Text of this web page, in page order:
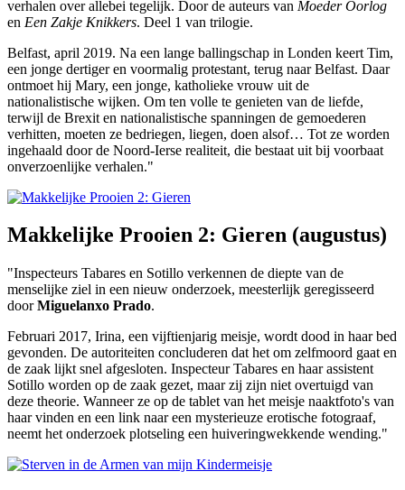
verhalen over allebei tegelijk. Door de auteurs van Moeder Oorlog
en Een Zakje Knikkers. Deel 1 van trilogie.
Belfast, april 2019. Na een lange ballingschap in Londen keert Tim,
een jonge dertiger en voormalig protestant, terug naar Belfast. Daar
ontmoet hij Mary, een jonge, katholieke vrouw uit de
nationalistische wijken. Om ten volle te genieten van de liefde,
terwijl de Brexit en nationalistische spanningen de gemoederen
verhitten, moeten ze bedriegen, liegen, doen alsof… Tot ze worden
ingehaald door de Noord-Ierse realiteit, die bestaat uit bij voorbaat
onverzoenlijke verhalen."
Makkelijke Prooien 2: Gieren (augustus)
"Inspecteurs Tabares en Sotillo verkennen de diepte van de
menselijke ziel in een nieuw onderzoek, meesterlijk geregisseerd
doorMiguelanxo Prado.
Februari 2017, Irina, een vijftienjarig meisje, wordt dood in haar bed
gevonden. De autoriteiten concluderen dat het om zelfmoord gaat en
de zaak lijkt snel afgesloten. Inspecteur Tabares en haar assistent
Sotillo worden op de zaak gezet, maar zij zijn niet overtuigd van
deze theorie. Wanneer ze op de tablet van het meisje naaktfoto's van
haar vinden en een link naar een mysterieuze erotische fotograaf,
neemt het onderzoek plotseling een huiveringwekkende wending."